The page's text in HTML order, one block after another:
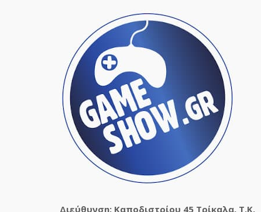
Διεύθυνση: Καποδιστρίου 45 Τρίκαλα, Τ.Κ.